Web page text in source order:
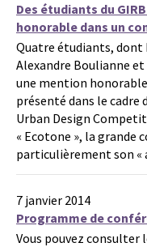
Des étudiants du
honorable dans un
Quatre étudiants,
Alexandre Boulianne
une mention
présenté dans le cadre
Urban Design
« Ecotone », la grande
particulièrement son
7 janvier 2014
Programme de
Vous pouvez